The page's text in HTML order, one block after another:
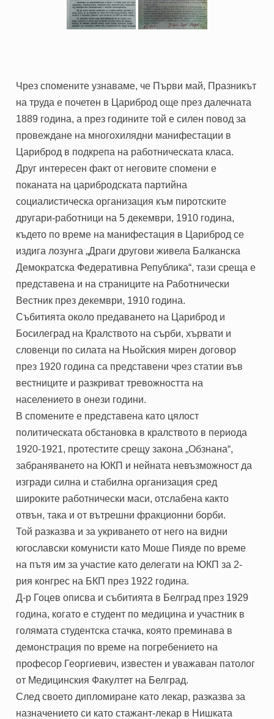
Чрез спомените узнаваме, че Първи май, Празникът
на труда е почетен в Цариброд още през далечната
1889 година, а през годините той е силен повод за
провеждане на многохилядни манифестации в
Цариброд в подкрепа на работническата класа.
Друг интересен факт от неговите спомени е
поканата на царибродската партийна
социалистическа организация към пиротските
другари-работници на 5 декември, 1910 година,
където по време на манифестация в Цариброд се
издига лозунга „Драги другови живела Балканска
Демократска Федеративна Република“, тази среща е
представена и на страниците на Работнически
Вестник през декември, 1910 година.
Събитията около предаването на Цариброд и
Босилеград на Кралството на сърби, хървати и
словенци по силата на Ньойския мирен договор
през 1920 година са представени чрез статии във
вестниците и разкриват тревожността на
населението в онези години.
В спомените е представена като цялост
политическата обстановка в кралството в периода
1920-1921, протестите срещу закона „Обзнана“,
забраняването на ЮКП и нейната невъзможност да
изгради силна и стабилна организация сред
широките работнически маси, отслабена както
отвън, така и от вътрешни фракционни борби.
Той разказва и за укриването от него на видни
югославски комунисти като Моше Пияде по време
на пътя им за участие като делегати на ЮКП за 2-
рия конгрес на БКП през 1922 година.
Д-р Гоцев описва и събитията в Белград през 1929
година, когато е студент по медицина и участник в
голямата студентска стачка, която преминава в
демонстрация по време на погребението на
професор Георгиевич, известен и уважаван патолог
от Медицинския Факултет на Белград.
След своето дипломиране като лекар, разказва за
назначението си като стажант-лекар в Нишката